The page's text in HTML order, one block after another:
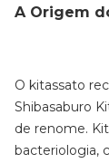
A Origem
O kitassato
Shibasaburo
de renome.
bacteriologia,